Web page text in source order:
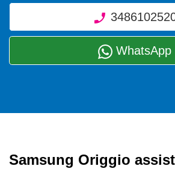
WhatsApp
Samsung Origgio